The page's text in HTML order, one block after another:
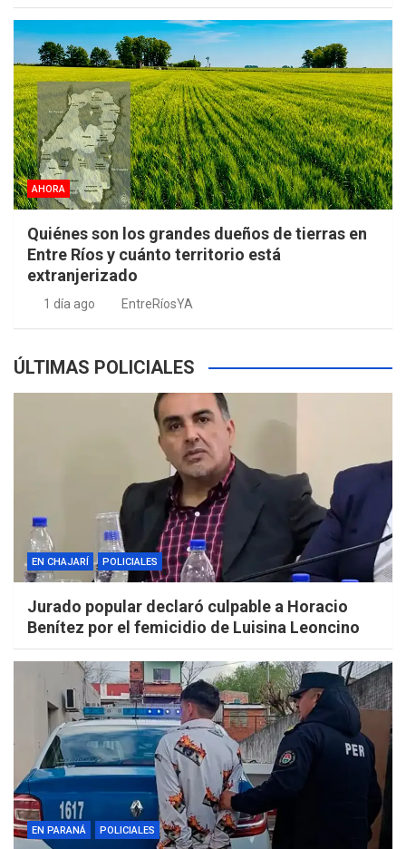
AHORA
Quiénes son los grandes dueños de tierras en
Entre Ríos y cuánto territorio está
extranjerizado
1 día ago EntreRíosYA
ÚLTIMAS POLICIALES
EN CHAJARÍ POLICIALES
Jurado popular declaró culpable a Horacio
Benítez por el femicidio de Luisina Leoncino
EN PARANÁ POLICIALES